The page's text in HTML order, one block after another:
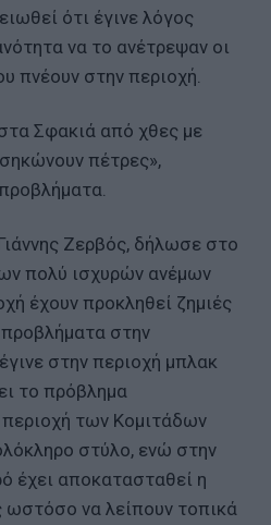
ότι έγινε λόγος
να το ανέτρεψαν οι
πνέουν στην περιοχή.
Σφακιά από χθες με
πέτρες»,
Ζερβός, δήλωσε στο
πολύ ισχυρών ανέμων
έχουν προκληθεί ζημιές
στην
στην περιοχή μπλακ
το πρόβλημα
των Κομιτάδων
στύλο, ενώ στην
έχει αποκατασταθεί η
ωστόσο να λείπουν τοπικά